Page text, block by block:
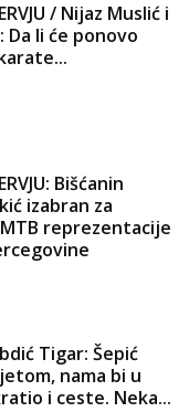
/ Nijaz Muslić i
Da li će ponovo
Bišćanin
izabran za
reprezentacije
Tigar: Šepić
nama bi u
i ceste. Neka...